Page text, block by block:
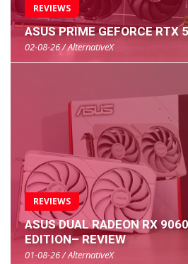
REVIEWS
ASUS PRIME GEFORCE RTX
02-08-26 / AlternativeX
REVIEWS
ASUS DUAL RADEON RX
EDITION– REVIEW
01-08-26 / AlternativeX